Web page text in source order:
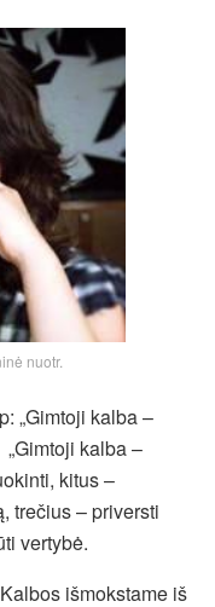
nuotr.
„Gimtoji kalba –
„Gimtoji kalba –
kitus –
trečius – priversti
vertybė.
išmokstame iš